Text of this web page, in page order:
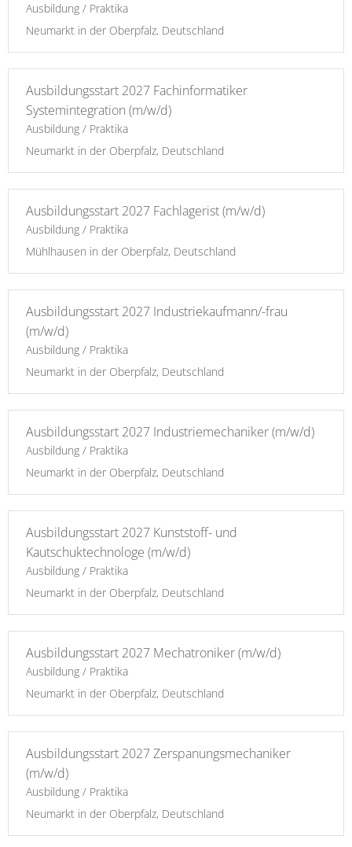
Ausbildung / Praktika
Neumarkt in der Oberpfalz, Deutschland
Ausbildungsstart 2027 Fachinformatiker
Systemintegration (m/w/d)
Ausbildung / Praktika
Neumarkt in der Oberpfalz, Deutschland
Ausbildungsstart 2027 Fachlagerist (m/w/d)
Ausbildung / Praktika
Mühlhausen in der Oberpfalz, Deutschland
Ausbildungsstart 2027 Industriekaufmann/-frau
(m/w/d)
Ausbildung / Praktika
Neumarkt in der Oberpfalz, Deutschland
Ausbildungsstart 2027 Industriemechaniker (m/w/d)
Ausbildung / Praktika
Neumarkt in der Oberpfalz, Deutschland
Ausbildungsstart 2027 Kunststoff- und
Kautschuktechnologe (m/w/d)
Ausbildung / Praktika
Neumarkt in der Oberpfalz, Deutschland
Ausbildungsstart 2027 Mechatroniker (m/w/d)
Ausbildung / Praktika
Neumarkt in der Oberpfalz, Deutschland
Ausbildungsstart 2027 Zerspanungsmechaniker
(m/w/d)
Ausbildung / Praktika
Neumarkt in der Oberpfalz, Deutschland